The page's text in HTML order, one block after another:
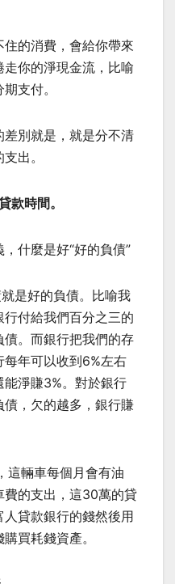
的消費，會給你帶來
你的淨現金流，比喻
支付。
別就是，就是分不清
出。
款時間。
什麼是好“好的負債”
是好的負債。比喻我
付給我們百分之三的
。而銀行把我們的存
年可以收到6%左右
淨賺3%。對於銀行
，欠的越多，銀行賺
這輛車每個月會有油
費的支出，這30萬的貸
貸款銀行的錢然後用
買耗錢資產。